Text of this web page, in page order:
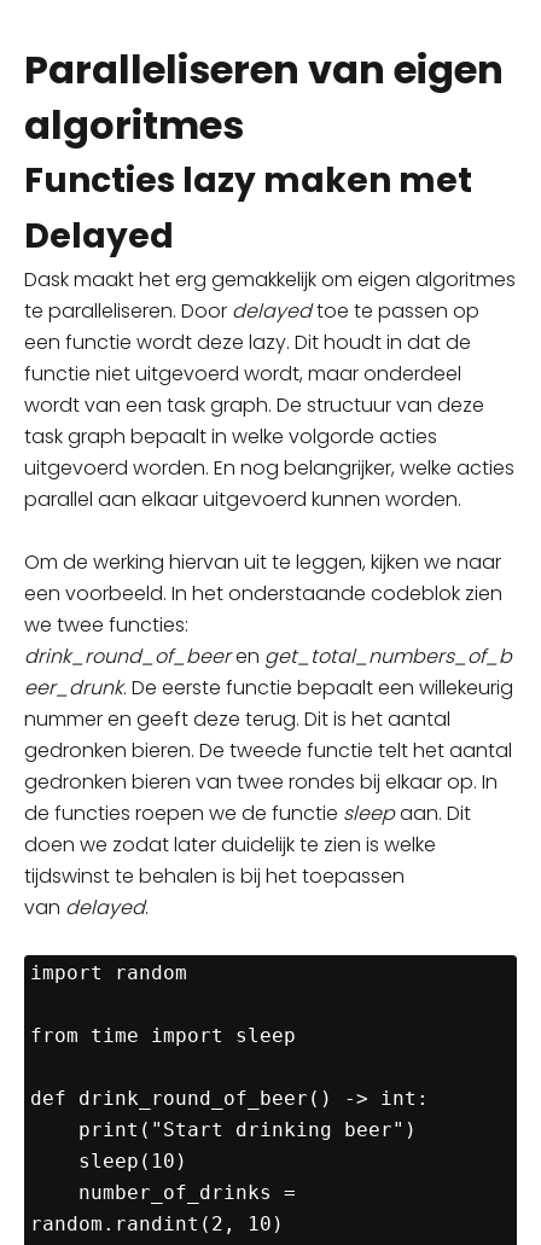
Paralleliseren van eigen
algoritmes
Functies lazy maken met
Delayed
Dask maakt heterg gemakkelijk om eigen algoritmes
te paralleliseren. Door delayedtoe te passen op
een functie wordt deze lazy. Dit houdt in dat de
functie niet uitgevoerd wordt, maar onderdeel
wordt van een task graph. De structuur van deze
task graph bepaalt in welke volgorde acties
uitgevoerd worden. En nog belangrijker, welke acties
parallel aan elkaar uitgevoerd kunnen worden.
Om de werking hiervan uit te leggen, kijken we naar
een voorbeeld. In het onderstaande codeblok zien
we twee functies:
drink_round_of_beeren get_total_numbers_of_b
eer_drunk. De eerste functie bepaalt een willekeurig
nummer en geeft deze terug. Dit is het aantal
gedronken bieren. De tweede functie telt het aantal
gedronken bieren van twee rondes bij elkaar op. In
de functies roepen we de functie sleepaan. Dit
doen we zodatlaterduidelijk te zien is welke
tijdswinst te behalen is bij het toepassen
van delayed.
import random
from time import sleep
def drink_round_of_beer() -> int:
random.randint(2, 10)